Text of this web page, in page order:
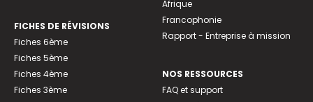
FICHES DE RÉVISIONS
Fiches 6ème
Fiches 5ème
Fiches 4ème
Fiches 3ème
Afrique
Francophonie
Rapport - Entreprise à mission
NOS RESSOURCES
FAQ et support